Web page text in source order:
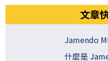
文章
​Jamendo
什麼是